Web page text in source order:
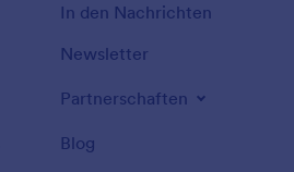
In den Nachrichten
Newsletter
Partnerschaften
Blog